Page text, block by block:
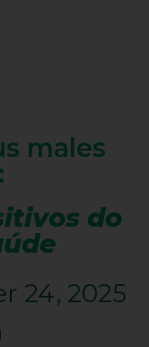
males
do
24, 2025